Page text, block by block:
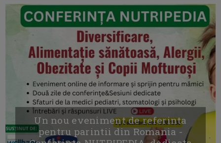
Un nou eveniment de referinta
pentru parintii din Romania -